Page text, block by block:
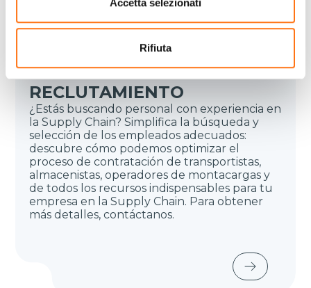
Rifiuta
RECLUTAMIENTO
¿Estás buscando personal con experiencia en
la Supply Chain? Simplifica la búsqueda y
selección de los empleados adecuados:
descubre cómo podemos optimizar el
proceso de contratación de transportistas,
almacenistas, operadores de montacargas y
de todos los recursos indispensables para tu
empresa en la Supply Chain. Para obtener
más detalles, contáctanos.